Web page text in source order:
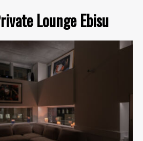
Lounge Ebisu